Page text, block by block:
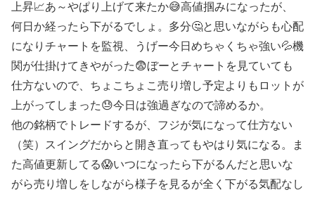
上昇📈あ～やぱり上げて来たか😅高値掴みになったが、
何日か経ったら下がるでしょ。多分🤔と思いながらも心配
になりチャートを監視、うげー今日めちゃくちゃ強い💦機
関が仕掛けてきやがった😨ぼーとチャートを見ていても
仕方ないので、ちょこちょこ売り増し予定よりもロットが
上がってしまった😓今日は強過ぎなので諦めるか。
他の銘柄でトレードするが、フジが気になって仕方ない
（笑）スイングだからと開き直ってもやはり気になる。ま
た高値更新してる😱いつになったら下がるんだと思いな
がら売り増しをしながら様子を見るが全く下がる気配なし